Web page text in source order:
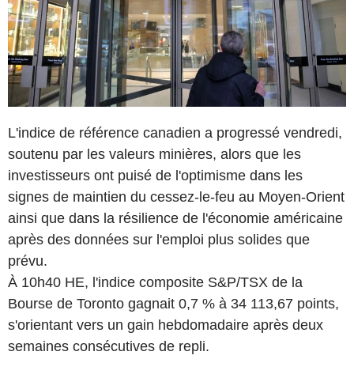
L'indice de référence canadien a progressé vendredi,
soutenu par les valeurs minières, alors que les
investisseurs ont puisé de l'optimisme dans les
signes de maintien du cessez-le-feu au Moyen-Orient
ainsi que dans la résilience de l'économie américaine
après des données sur l'emploi plus solides que
prévu.
À 10h40 HE, l'indice composite S&P/TSX de la
Bourse de Toronto gagnait 0,7 % à 34 113,67 points,
s'orientant vers un gain hebdomadaire après deux
semaines consécutives de repli.